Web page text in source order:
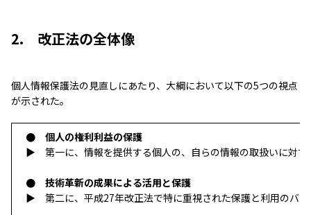
2. 改正法の全体像
個人情報保護法の見直しにあたり、大綱において以下の5つの視点
が示された。
● 個人の権利利益の保護
▶ 第一に、情報を提供する個人の、自らの情報の取扱いに対す
● 技術革新の成果による活用と保護
▶ 第二に、平成27年改正法で特に重視された保護と利用のバ